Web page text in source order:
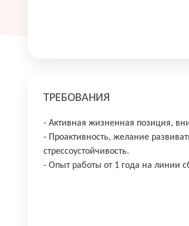
ТРЕБОВАНИЯ
- Активная жизненная позиция,
- Проактивность, желание
стрессоустойчивость.
- Опыт работы от 1 года на линии